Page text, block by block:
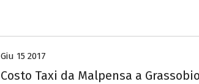
Giu 15 2017
Costo Taxi da Malpensa a Grassobio